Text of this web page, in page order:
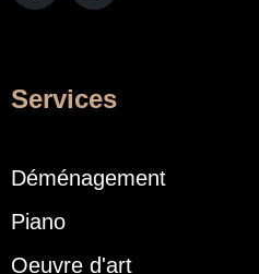
Services
Déménagement
Piano
Oeuvre d'art